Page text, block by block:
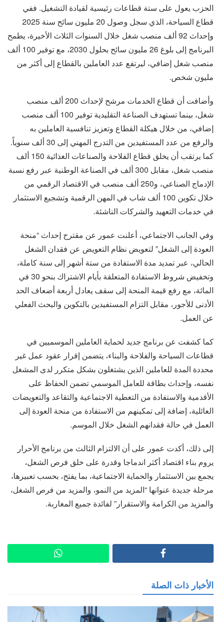
الحزب يعول على ستة قطاعات رئيسية لقيادة التشغيل. ففي
قطاع السياحة، الذي سجل وصول 20 مليون سائح سنة 2025
وإحداث 92 ألف منصب شغل خلال السنوات الثلاث الأخيرة، يطمح
البرنامج إلى بلوغ 26 مليون سائح بحلول 2030، مع توفير 100 ألف
منصب شغل إضافي، ليرتفع عدد العاملين بالقطاع إلى أكثر من
مليون شخص.
وأضافت أن قطاع الخدمات مرشح لإحداث 200 ألف منصب
شغل، بينما تستهدف الصناعة التقليدية توفير 100 ألف منصب
إضافي، من خلال هيكلة القطاع وتعزيز تنافسية العاملين به
والرفع من عدد المستفيدين من التدرج المهني إلى 30 ألف سنوياً.
كما يرتقب أن يخلق قطاع الفلاحة والصناعات الغذائية 150 ألف
منصب شغل، مقابل 300 ألف في الصناعة الوطنية عبر رفع نسبة
الإدماج الصناعي، و250 ألف منصب في الاقتصاد الرقمي من
خلال تكوين 100 ألف شاب في المهن الرقمية وتشجيع الاستثمار
في خدمات التعهيد والشركات الناشئة.
وفي الجانب الاجتماعي، أعلنت عمور عن مقترح إحداث “منحة
العودة إلى الشغل” لتعويض نظام التعويض عن فقدان الشغل
الحالي، عبر تمديد مدة الاستفادة من ستة أشهر إلى سنة كاملة،
وتخفيض شروط الاستفادة المتعلقة بأيام الاشتراك بنحو 30 في
المائة، مع رفع قيمة المنحة إلى سقف يعادل أربعة أضعاف الحد
الأدنى للأجور، مقابل التزام المستفيدين بالتكوين والبحث الفعلي
عن العمل.
كما كشفت عن برنامج جديد لحماية العاملين الموسميين في
قطاعات السياحة والفلاحة والبناء، يتضمن إقرار عقود عمل غير
محددة المدة للعاملين الذين يشتغلون بشكل متكرر لدى المشغل
نفسه، وإحداث بطاقة للعامل الموسمي تضمن الحفاظ على
الأقدمية والاستفادة من التغطية الاجتماعية والتقاعد والتعويضات
العائلية، إضافة إلى تمكينهم من الاستفادة من منحة العودة إلى
العمل في حالة فقدانهم الشغل خلال الموسم.
إلى ذلك، أكدت عمور على أن الالتزام الثالث من برنامج الأحرار
يروم بناء اقتصاد أكثر اندماجا وقدرة على خلق فرص الشغل،
يجمع بين الاستثمار والحماية الاجتماعية، بما يفتح، بحسب تعبيرها،
مرحلة جديدة عنوانها “المزيد من النمو، والمزيد من فرص الشغل،
والمزيد من الكرامة والاستقرار” لفائدة جميع المغاربة.
الأخبار ذات الصلة